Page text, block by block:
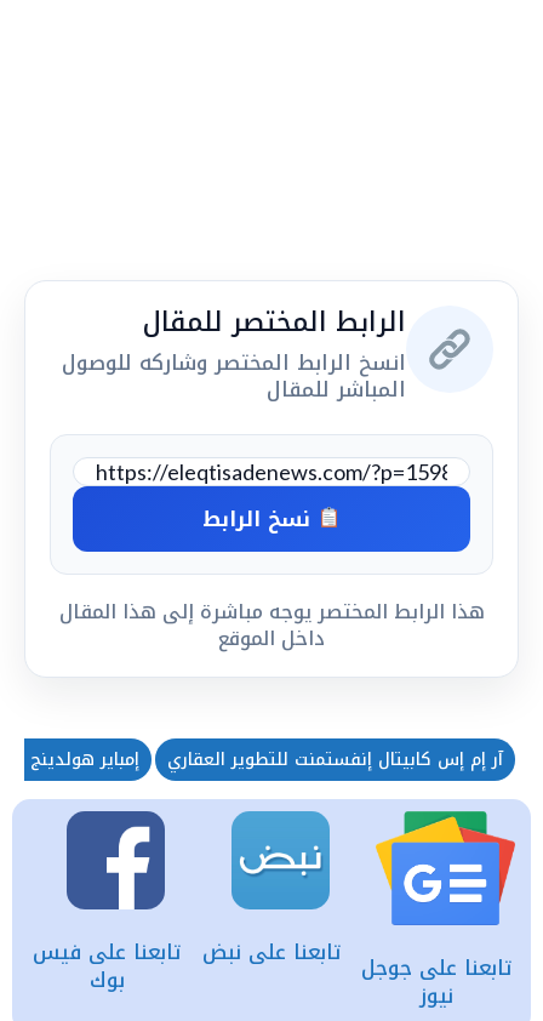
الرابط المختصر للمقال
انسخ الرابط المختصر وشاركه للوصول
المباشر للمقال
نسخ الرابط
هذا الرابط المختصر يوجه مباشرة إلى هذا المقال
داخل الموقع
آر إم إس كابيتال إنفستمنت للتطوير العقاري إمباير هولدينج
تابعنا على فيس
بوك
تابعنا على نبض تابعنا على جوجل
نيوز